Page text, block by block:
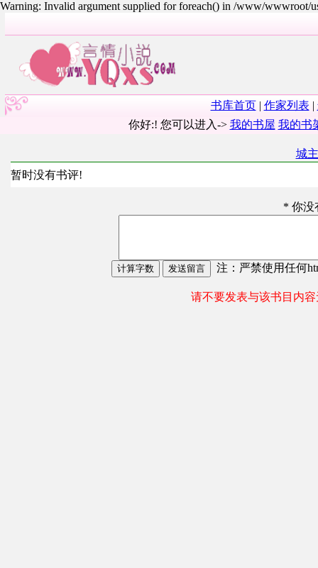
Warning: Invalid argument supplied for foreach() in /www/wwwroot/
书库首页| 作家列表 |
你好:! 您可以进入-> 我的书屋 我的书
城
暂时没有书评!
* 你没
注：严禁使用任何
请不要发表与该书目内